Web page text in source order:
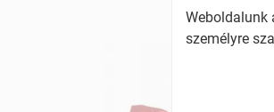
Weboldalunk
személyre